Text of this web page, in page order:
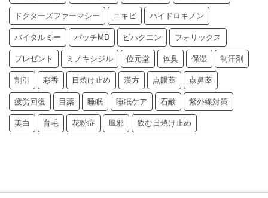
ドクターズファーマシー ニキビ ハイドロキノン
バイタルミー パッチMD ビハクエン フォリックス
プレゼント ミノキシジル 位元堂 体臭 保湿 制汗剤
割引 彩香 日焼け止め 漢方 点眼薬 点鼻薬
疲労回復 目薬 睡眠 睡眠ケア 石鹸 紫外線対策
美白 育毛 花粉症 風邪 飲む日焼け止め